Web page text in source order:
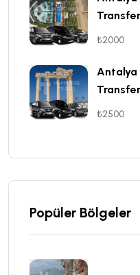
Transfer
₺2000
Antalya
Transfer
₺2500
Popüler Bölgeler